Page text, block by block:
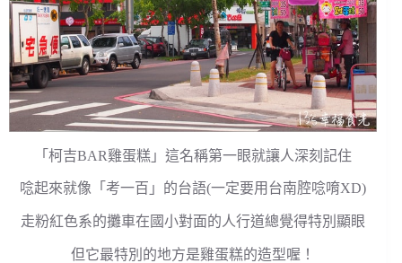
「柯吉BAR雞蛋糕」這名稱第一眼就讓人深刻記住
唸起來就像「考一百」的台語(一定要用台南腔唸唷XD)
走粉紅色系的攤車在國小對面的人行道總覺得特別顯眼
但它最特別的地方是雞蛋糕的造型喔！